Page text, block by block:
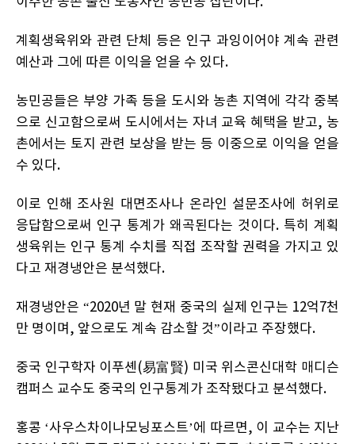
계획생육위와 관련 단체 등은 인구 과잉이어야 계속 관련
예산과 그에 따른 이익을 얻을 수 있다.
농민공들은 부양 가족 등을 도시와 농촌 지역에 각각 중복
으로 신고함으로써 도시에서는 자녀 교육 혜택을 받고, 농
촌에서는 토지 관련 보상을 받는 등 이중으로 이익을 얻을
수 있다.
이로 인해 조사원 대면조사나 온라인 설문조사에 허위로
응답함으로써 인구 통계가 왜곡된다는 것이다. 특히 계획
생육위는 인구 통계 수치를 직접 조작할 권력을 가지고 있
다고 재경냉안은 분석했다.
재경냉안은 “2020년 말 현재 중국의 실제 인구는 12억7천
만 명이며, 앞으로도 계속 감소할 것”이라고 주장했다.
중국 인구학자 이푸셴(易富賢) 미국 위스콘신대학 매디슨
캠퍼스 교수도 중국의 인구통계가 조작됐다고 분석했다.
홍콩 ‘사우스차이나모닝포스트’에 따르면, 이 교수는 지난